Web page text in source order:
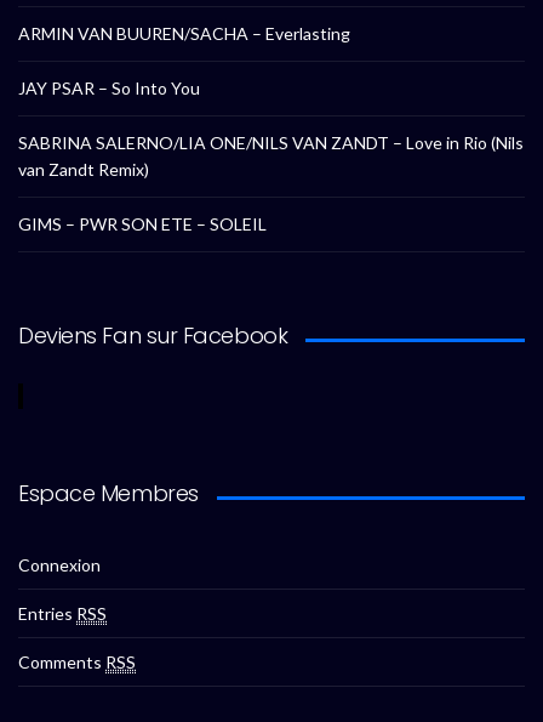
ARMIN VAN BUUREN/SACHA – Everlasting
JAY PSAR – So Into You
SABRINA SALERNO/LIA ONE/NILS VAN ZANDT – Love in Rio (Nils
van Zandt Remix)
GIMS – PWR SON ETE – SOLEIL
Deviens Fan sur Facebook
Espace Membres
Connexion
Entries RSS
Comments RSS